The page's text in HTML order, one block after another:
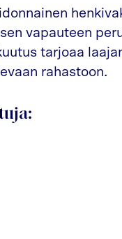
vapauteen
tarjoaa
rahastoon.